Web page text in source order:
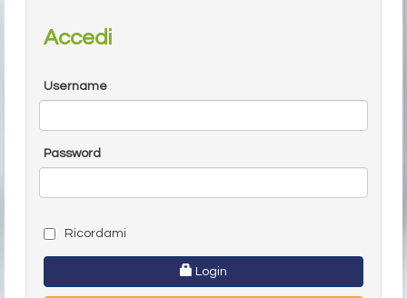
Accedi
Username
Password
Ricordami
Login